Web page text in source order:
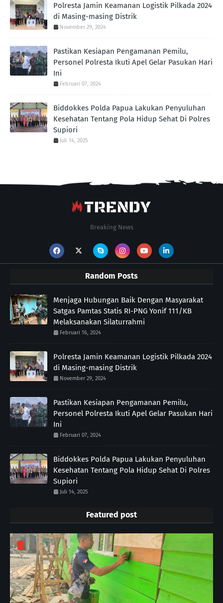
Polresta Jamin Keamanan Logistik Pilkada 2024
di Masing-masing Distrik
November 29, 2024
Pastikan Kesiapan Pengamanan Pemilu,
Personel Polresta Ikuti Apel Gelar Pasukan Hari
Ini
Februari 07, 2024
Biddokkes Polda Papua Lakukan Penyuluhan
Kesehatan Tentang Pola Hidup Sehat Di Polres
Supiori
Juli 14, 2025
Breaking News
Random Posts
Menjaga Hubungan Baik Dengan Masyarakat
Satgas Pamtas Statis RI-PNG Yonif 111/KB
Melaksanakan Silaturrahmi
Februari 16, 2024
Polresta Jamin Keamanan Logistik Pilkada 2024
di Masing-masing Distrik
November 29, 2024
Pastikan Kesiapan Pengamanan Pemilu,
Personel Polresta Ikuti Apel Gelar Pasukan Hari
Ini
Februari 07, 2024
Biddokkes Polda Papua Lakukan Penyuluhan
Kesehatan Tentang Pola Hidup Sehat Di Polres
Supiori
Juli 14, 2025
Featured post